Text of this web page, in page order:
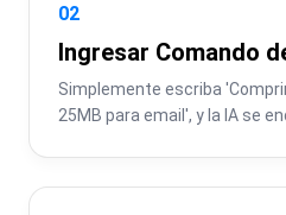
02
Ingresar Comando
Simplemente escriba
25MB para email', y la IA se